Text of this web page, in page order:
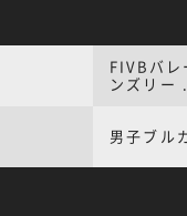
FIVBバレ
ンズリー
男子ブル